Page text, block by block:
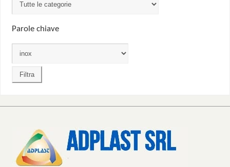
Parole chiave